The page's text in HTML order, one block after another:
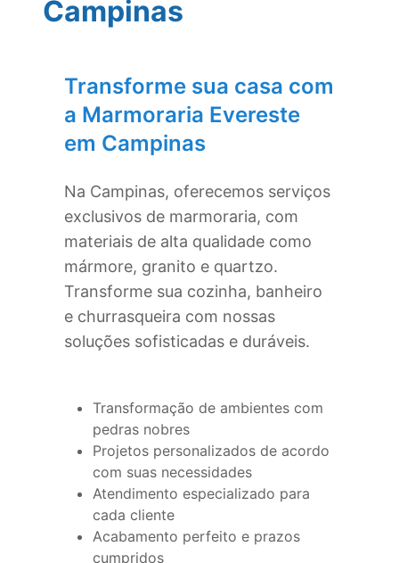
Campinas
Transforme sua casa com
a Marmoraria Evereste
em Campinas
Na Campinas, oferecemos serviços
exclusivos de marmoraria, com
materiais de alta qualidade como
mármore, granito e quartzo.
Transforme sua cozinha, banheiro
e churrasqueira com nossas
soluções sofisticadas e duráveis.
Transformação de ambientes com
pedras nobres
Projetos personalizados de acordo
com suas necessidades
Atendimento especializado para
cada cliente
Acabamento perfeito e prazos
cumpridos